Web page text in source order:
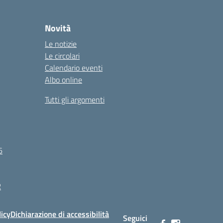
Novità
Le notizie
Le circolari
Calendario eventi
Albo online
Tutti gli argomenti
Dichiarazione di accessibilità
Seguici